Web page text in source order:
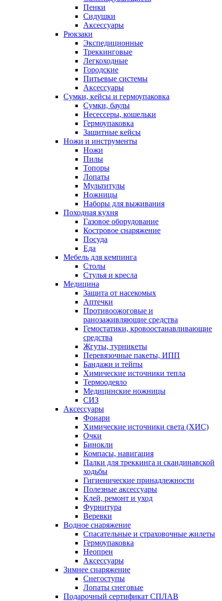
Пенки
Сидушки
Аксессуары
Рюкзаки
Экспедиционные
Треккинговые
Легкоходные
Городские
Питьевые системы
Аксессуары
Сумки, кейсы и гермоупаковка
Сумки, баулы
Несессеры, кошельки
Гермоупаковка
Защитные кейсы
Ножи и инструменты
Ножи
Пилы
Топоры
Лопаты
Мультитулы
Ножницы
Наборы для выживания
Походная кухня
Газовое оборудование
Костровое снаряжение
Посуда
Еда
Мебель для кемпинга
Столы
Стулья и кресла
Медицина
Защита от насекомых
Аптечки
Противоожоговые и
ранозаживляющие средства
Гемостатики, кровоостанавливающие
средства
Жгуты, турникеты
Перевязочные пакеты, ИПП
Бандажи и тейпы
Химические источники тепла
Термоодеяло
Медицинские ножницы
СИЗ
Аксессуары
Фонари
Химические источники света (ХИС)
Очки
Бинокли
Компасы, навигация
Палки для треккинга и скандинавской
ходьбы
Гигиенические принадлежности
Полезные аксессуары
Клей, ремонт и уход
Фурнитура
Веревки
Водное снаряжение
Спасательные и страховочные жилеты
Гермоупаковка
Неопрен
Аксессуары
Зимнее снаряжение
Снегоступы
Лопаты снеговые
Подарочный сертификат СПЛАВ